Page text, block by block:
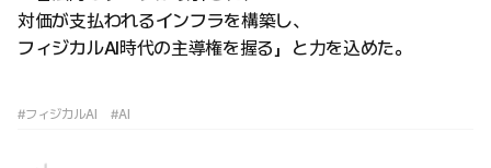
対価が支払われるインフラを構築し、
フィジカルAI時代の主導権を握る」と力を込めた。
#フィジカルAI #AI